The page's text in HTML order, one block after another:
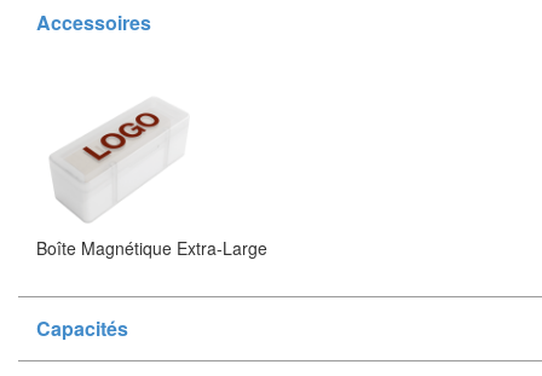
Accessoires
Boîte Magnétique Extra-Large
Capacités